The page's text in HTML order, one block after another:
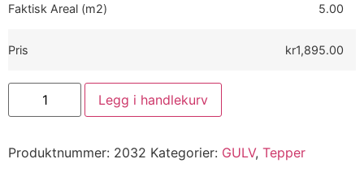
Faktisk Areal (m2) 5.00
Pris kr1,895.00
Legg i handlekurv
Produktnummer: 2032 Kategorier: GULV, Tepper